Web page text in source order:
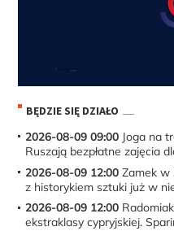
BĘDZIE SIĘ DZIAŁO
2026-08-09 09:00 Joga na
Ruszają bezpłatne zajęcia
2026-08-09 12:00 Zamek w
z historykiem sztuki już w
2026-08-09 12:00
ekstraklasy cypryjskiej.